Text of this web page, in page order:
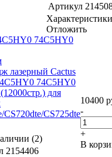
Артикул
Характеристики
Отложить
74C5HY0
лазерный Cactus
74C5HY0
для
CS720dte/CS725dte
(2)
2154406
10400
-
+
В